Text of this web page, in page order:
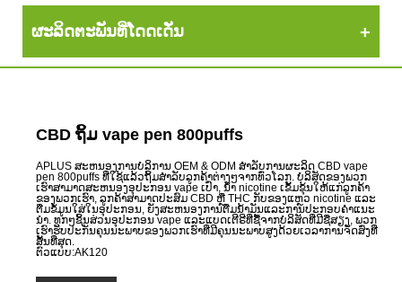
ຜະລິດຕະພັນທີ່ໂດດເດັ່ນ
CBD ຖິ້ມ vape pen 800puffs
APLUS ສະຫນອງການບໍລິການ OEM & ODM ສໍາລັບການຜະລິດ CBD vape
pen 800puffs ທີ່ໃຊ້ແລ້ວຖິ້ມສໍາລັບລູກຄ້າຕ່າງໆຈາກທົ່ວໂລກ. ບໍລິສັດຂອງພວກ
ເຮົາສາມາດສະຫນອງອຸປະກອນ vape ເປົ່າ, ນ້ໍາ nicotine ເຂັ້ມຂຸ້ນໃຫ້ແກ່ລູກຄ້າ
ຂອງພວກເຮົາ, ລູກຄ້າສາມາດປະສົມ CBD ຫຼື THC ກັບຂອງແຫຼວ nicotine ແລະ
ຕື່ມຂໍ້ມູນໃສ່ໃນອຸປະກອນ, ຍັງສະຫນອງການຕື່ມນ້ໍາມັນແລະການປະກອບຄໍາແນະ
ນໍາ. ທຸກໆຊິ້ນສ່ວນອຸປະກອນ vape ແລະແບດເຕີຣີທີ່ຊື້ຈາກບໍລິສັດທີ່ມີຊື່ສຽງ, ພວກ
ເຮົາຮັບປະກັນຄຸນນະພາບຂອງພວກເຮົາທີ່ມີຄຸນນະພາບສູງດ້ວຍເວລາການຈັດສົ່ງທີ່
ສັ້ນທີ່ສຸດ.
ຕົວແບບ:AK120